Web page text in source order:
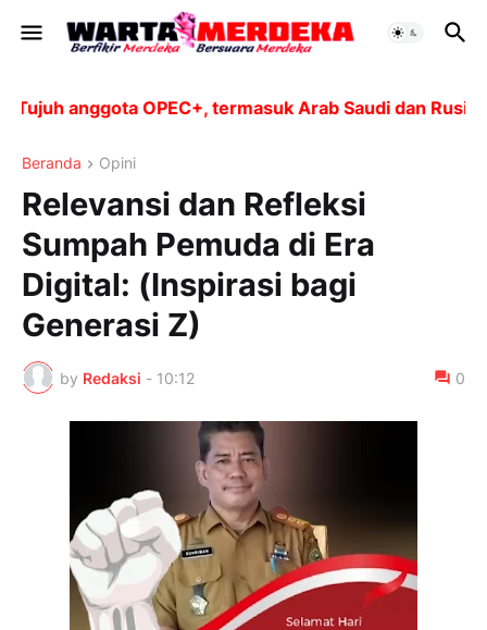
anggota OPEC+, termasuk Arab Saudi dan Rusia,
Beranda Opini
Relevansi dan Refleksi
Sumpah Pemuda di Era
Digital: (Inspirasi bagi
Generasi Z)
by Redaksi - 10:12 0